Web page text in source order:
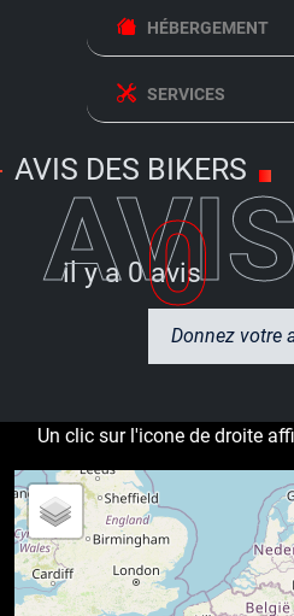
HÉBERGEMENT
SERVICES
AVIS DES BIKERS
AVIS
il y a 0
0 avis
Donnez votre
Un clic sur l'icone de droite